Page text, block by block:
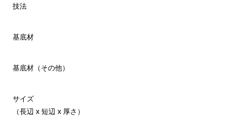
技法
基底材
基底材（その他）
サイズ
（長辺 x 短辺 x 厚さ）